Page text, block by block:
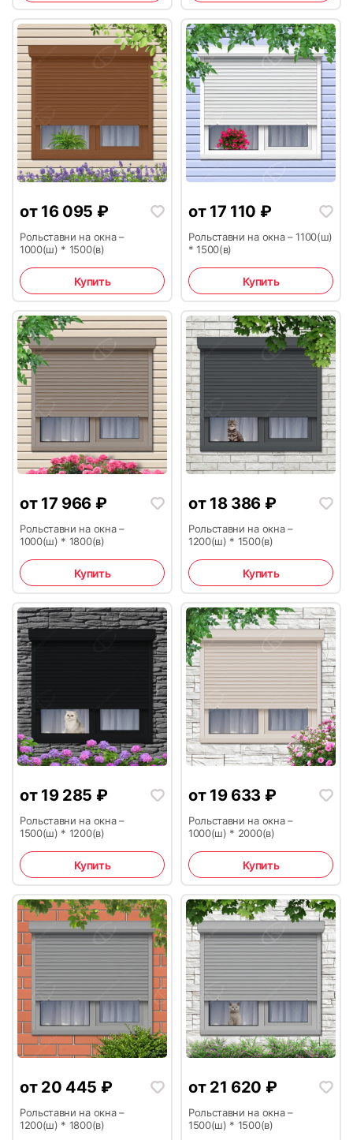
21 22
23 24
25 26
27 28
29 30
31 32
35 36
от 16 095 ₽
Рольставни на окна –
1000(ш) * 1500(в)
Купить
от 17 110 ₽
Рольставни на окна – 1100(ш)
* 1500(в)
Купить
от 17 966 ₽
Рольставни на окна –
1000(ш) * 1800(в)
Купить
от 18 386 ₽
Рольставни на окна –
1200(ш) * 1500(в)
Купить
от 19 285 ₽
Рольставни на окна –
1500(ш) * 1200(в)
Купить
от 19 633 ₽
Рольставни на окна –
1000(ш) * 2000(в)
Купить
от 20 445 ₽
Рольставни на окна –
1200(ш) * 1800(в)
от 21 620 ₽
Рольставни на окна –
1500(ш) * 1500(в)